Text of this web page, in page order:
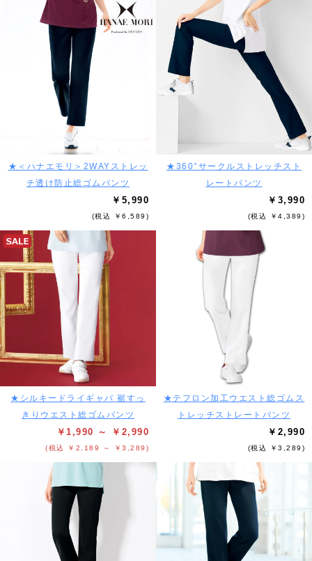
★＜ハナエモリ＞2WAYストレッ
チ透け防止総ゴムパンツ
￥5,990
(税込 ￥6,589)
★360°サークルストレッチスト
レートパンツ
￥3,990
(税込 ￥4,389)
★シルキードライギャバ 裾すっ
きりウエスト総ゴムパンツ
￥1,990 ～ ￥2,990
(税込 ￥2,189 ～ ￥3,289)
★テフロン加工ウエスト総ゴムス
トレッチストレートパンツ
￥2,990
(税込 ￥3,289)